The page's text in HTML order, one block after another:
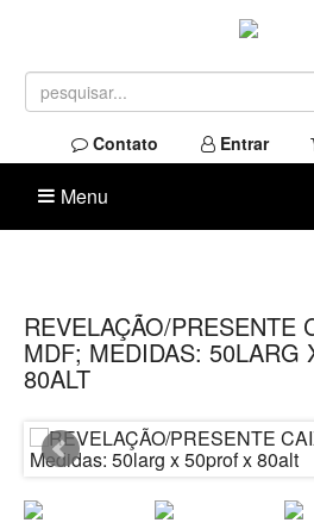
Contato Entrar
Menu
REVELAÇÃO/PRESENTE
MDF; MEDIDAS: 50LARG
80ALT